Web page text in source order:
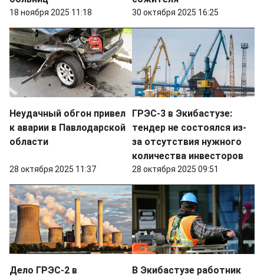
18 ноября 2025 11:18 30 октября 2025 16:25
Неудачный обгон привел
к аварии в Павлодарской
области
28 октября 2025 11:37
ГРЭС-3 в Экибастузе:
тендер не состоялся из-
за отсутствия нужного
количества инвесторов
28 октября 2025 09:51
Дело ГРЭС-2 в
В Экибастузе работник